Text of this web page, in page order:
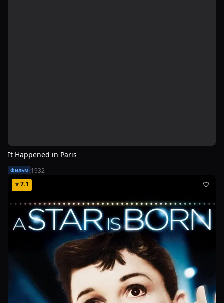
It Happened in Paris
Фильм 1932
⭐7.1 🤍